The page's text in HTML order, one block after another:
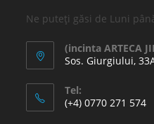
Ne puteți găsi de Luni
(incinta ARTECA
Sos. Giurgiului,
Tel:
(+4) 0770 271 574